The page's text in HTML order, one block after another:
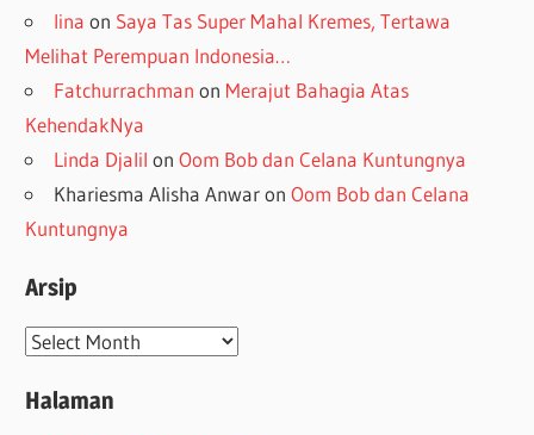
lina on Saya Tas Super Mahal Kremes, Tertawa
Melihat Perempuan Indonesia…
Fatchurrachman on Merajut Bahagia Atas
KehendakNya
Linda Djalil onOom Bob dan Celana Kuntungnya
Khariesma Alisha AnwaronOom Bob dan Celana
Kuntungnya
Arsip
Arsip
Halaman